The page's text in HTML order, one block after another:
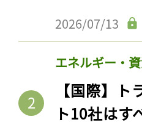
2026/07/13
エネルギー・
【国際】
ト10社はす